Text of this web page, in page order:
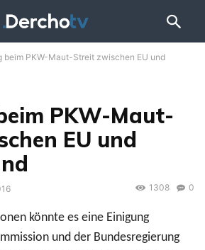
beim PKW-Maut-Streit zwischen EU und
PKW-Maut-
EU und
0
1308
könnte es eine Einigung
und der Bundesregierung